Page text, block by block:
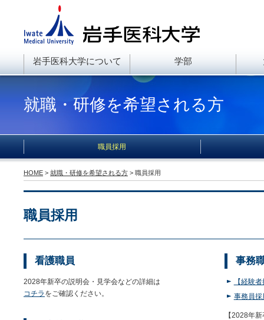
岩手医科大学について 学部
就職・研修を希望される方
職員採用
HOME > 就職・研修を希望される方 > 職員採用
職員採用
看護職員
2028年新卒の説明会・見学会などの詳細は
コチラ をご確認ください。
事務
【経験
事務員採
【2028年